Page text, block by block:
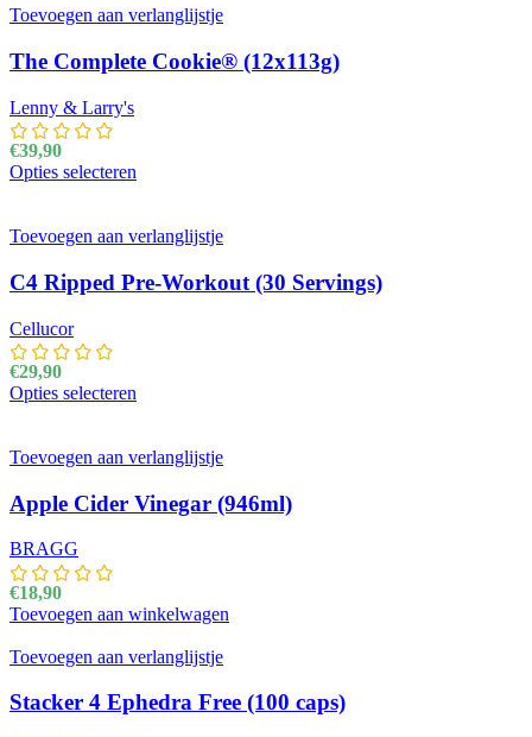
Toevoegen aan verlanglijstje
The Complete Cookie® (12x113g)
Lenny & Larry's
€39,90
Opties selecteren
Toevoegen aan verlanglijstje
C4 Ripped Pre-Workout (30 Servings)
Cellucor
€29,90
Opties selecteren
Toevoegen aan verlanglijstje
Apple Cider Vinegar (946ml)
BRAGG
€18,90
Toevoegen aan winkelwagen
Toevoegen aan verlanglijstje
Stacker 4 Ephedra Free (100 caps)